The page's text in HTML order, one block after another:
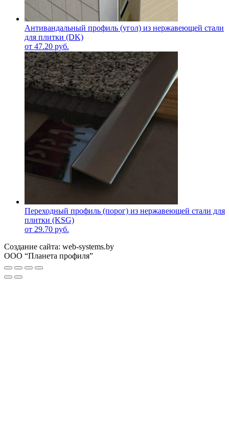
Антивандальный профиль (угол) из нержавеющей стали
для плитки (DK)
от 47.20 руб.
Переходный профиль (порог) из нержавеющей стали для
плитки (KSG)
от 29.70 руб.
Создание сайта: web-systems.by
ООО “Планета профиля”